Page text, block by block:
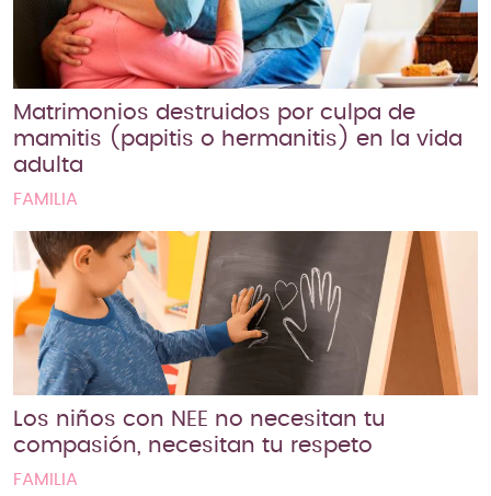
Matrimonios destruidos por culpa de
mamitis (papitis o hermanitis) en la vida
adulta
FAMILIA
Los niños con NEE no necesitan tu
compasión, necesitan tu respeto
FAMILIA